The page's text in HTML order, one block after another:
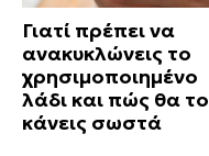
Γιατί πρέπει να
ανακυκλώνεις το
χρησιμοποιημένο
λάδι και πώς θα το
κάνεις σωστά